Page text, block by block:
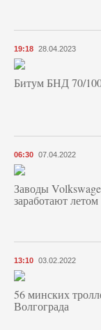
19:18 28.04.2023
Битум БНД 70/
06:30 07.04.2022
Заводы
заработают летом
13:10 03.02.2022
56 минских
Волгограда